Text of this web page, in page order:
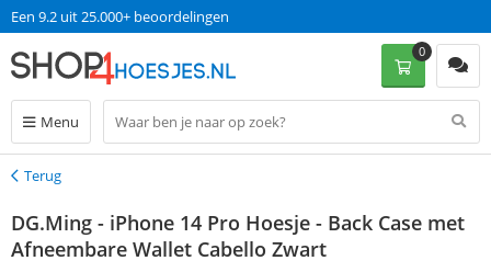
Een 9.2 uit 25.000+ beoordelingen
Menu
0
Terug
Terug
DG.Ming - iPhone 14 Pro Hoesje - Back Case met
Afneembare Wallet Cabello Zwart